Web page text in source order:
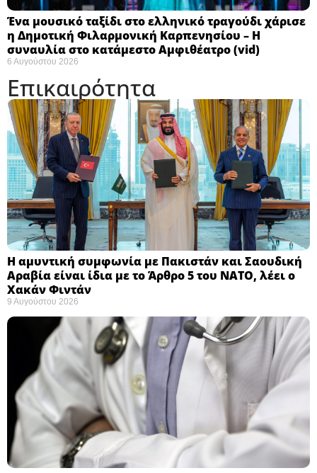
Ένα μουσικό ταξίδι στο ελληνικό τραγούδι χάρισε
η Δημοτική Φιλαρμονική Καρπενησίου – Η
συναυλία στο κατάμεστο Αμφιθέατρο (vid)
6 Αυγούστου 2026
Επικαιρότητα
Η αμυντική συμφωνία με Πακιστάν και Σαουδική
Αραβία είναι ίδια με το Άρθρο 5 του ΝΑΤΟ, λέει ο
Χακάν Φιντάν ​
9 Αυγούστου 2026